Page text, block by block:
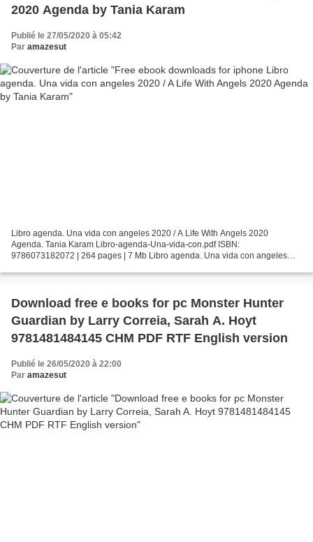
2020 Agenda by Tania Karam
Publié le 27/05/2020 à 05:42
Par amazesut
Libro agenda. Una vida con angeles 2020 / A Life With Angels 2020
Agenda. Tania Karam Libro-agenda-Una-vida-con.pdf ISBN:
9786073182072 | 264 pages | 7 Mb Libro agenda. Una vida con angeles
Download free e books for pc Monster Hunter
Guardian by Larry Correia, Sarah A. Hoyt
9781481484145 CHM PDF RTF English version
Publié le 26/05/2020 à 22:00
Par amazesut